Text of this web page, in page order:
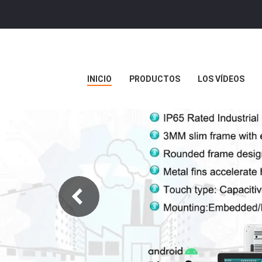
INICIO PRODUCTOS LOS VÍDEOS